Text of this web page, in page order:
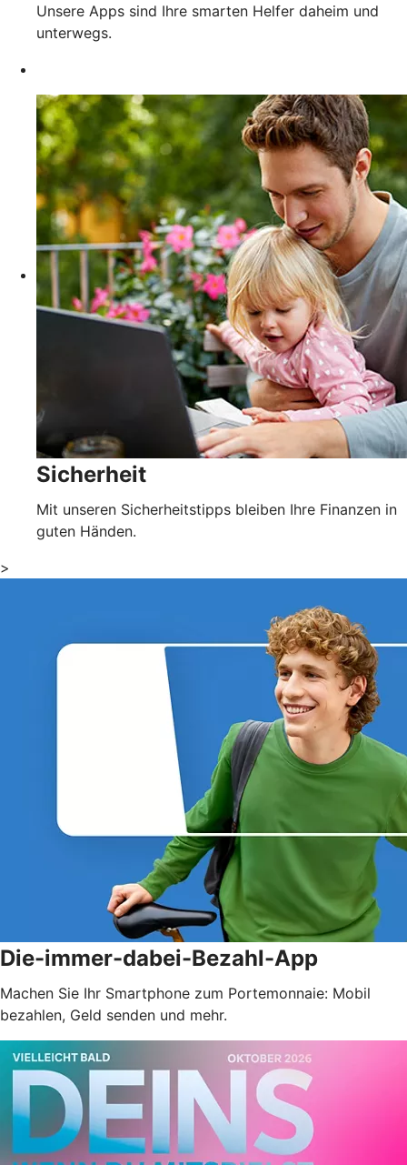
Unsere Apps sind Ihre smarten Helfer daheim und
unterwegs.
Sicherheit
Mit unseren Sicherheitstipps bleiben Ihre Finanzen in
guten Händen.
>
Die-immer-dabei-Bezahl-App
Machen Sie Ihr Smartphone zum Portemonnaie: Mobil
bezahlen, Geld senden und mehr.